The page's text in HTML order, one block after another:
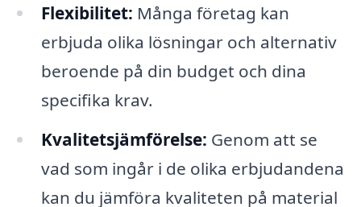
Flexibilitet: Många företag kan
erbjuda olika lösningar och alternativ
beroende på din budget och dina
specifika krav.
Kvalitetsjämförelse: Genom att se
vad som ingår i de olika erbjudandena
kan du jämföra kvaliteten på material